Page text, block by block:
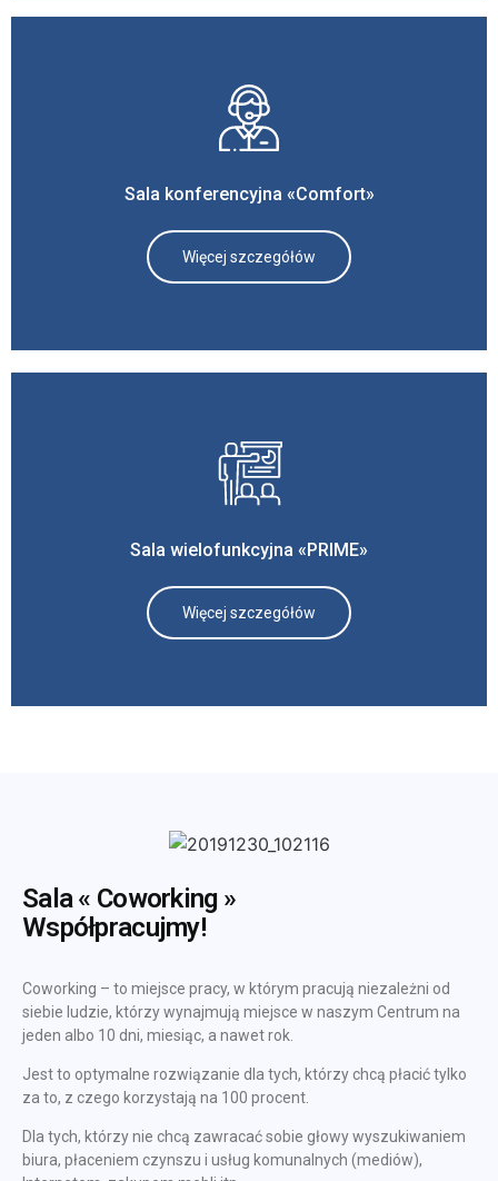
Sala konferencyjna «Comfort»
Więcej szczegółów
Sala wielofunkcyjna «PRIME»
Więcej szczegółów
Sala « Coworking »
Współpracujmy!
Coworking – to miejsce pracy, w którym pracują niezależni od
siebie ludzie, którzy wynajmują miejsce w naszym Centrum na
jeden albo 10 dni, miesiąc, a nawet rok.
Jest to optymalne rozwiązanie dla tych, którzy chcą płacić tylko
za to, z czego korzystają na 100 procent.
Dla tych, którzy nie chcą zawracać sobie głowy wyszukiwaniem
biura, płaceniem czynszu i usług komunalnych (mediów),